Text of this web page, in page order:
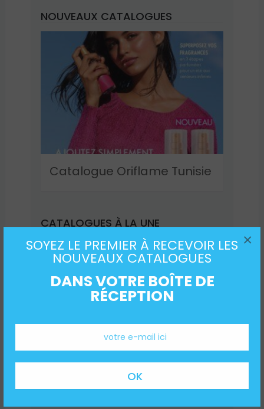
SOYEZ LE PREMIER À RECEVOIR LES
NOUVEAUX CATALOGUES
DANS VOTRE BOÎTE DE
RÉCEPTION
×
NOUVEAUX CATALOGUES
Catalogue Oriflame Tunisie
CATALOGUES À LA UNE
Catalogue Oriflame Tunisie